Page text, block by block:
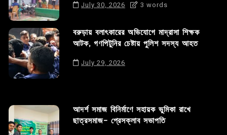
July 30, 2026 3 words
বরুড়ায় বলাৎকারের অভিযোগে মাদ্রাসা শিক্ষক
আটক, গণপিটুনির চেষ্টায় পুলিশ সদস্য আহত
July 29, 2026
আদর্শ সমাজ বিনির্মাণে সহায়ক ভুমিকা রাখে
ছাত্রসমাজ- প্রেসক্লাব সভাপতি